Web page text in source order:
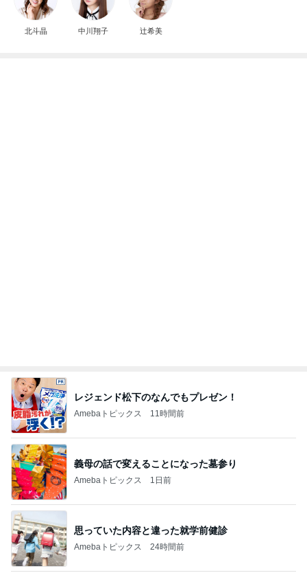
北斗晶 中川翔子 辻希美
レジェンド松下のなんでもプレゼン！
Amebaトピックス 11時間前
義母の話で変えることになった墓参り
Amebaトピックス 1日前
思っていた内容と違った就学前健診
Amebaトピックス 24時間前